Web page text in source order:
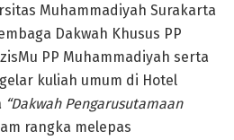
Muhammadiyah Surakarta
Dakwah Khusus PP
PP Muhammadiyah serta
kuliah umum di Hotel
“Dakwah Pengarusutamaan
rangka melepas